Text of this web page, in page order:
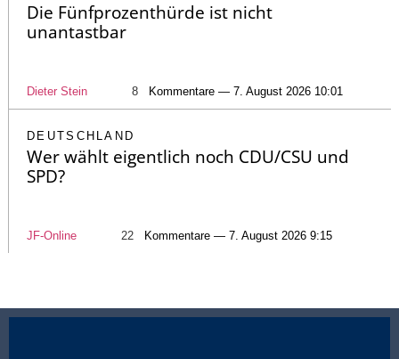
Die Fünfprozenthürde ist nicht
unantastbar
Dieter Stein 8 Kommentare — 7. August 2026 10:01
DEUTSCHLAND
Wer wählt eigentlich noch CDU/CSU und
SPD?
JF-Online 22 Kommentare — 7. August 2026 9:15